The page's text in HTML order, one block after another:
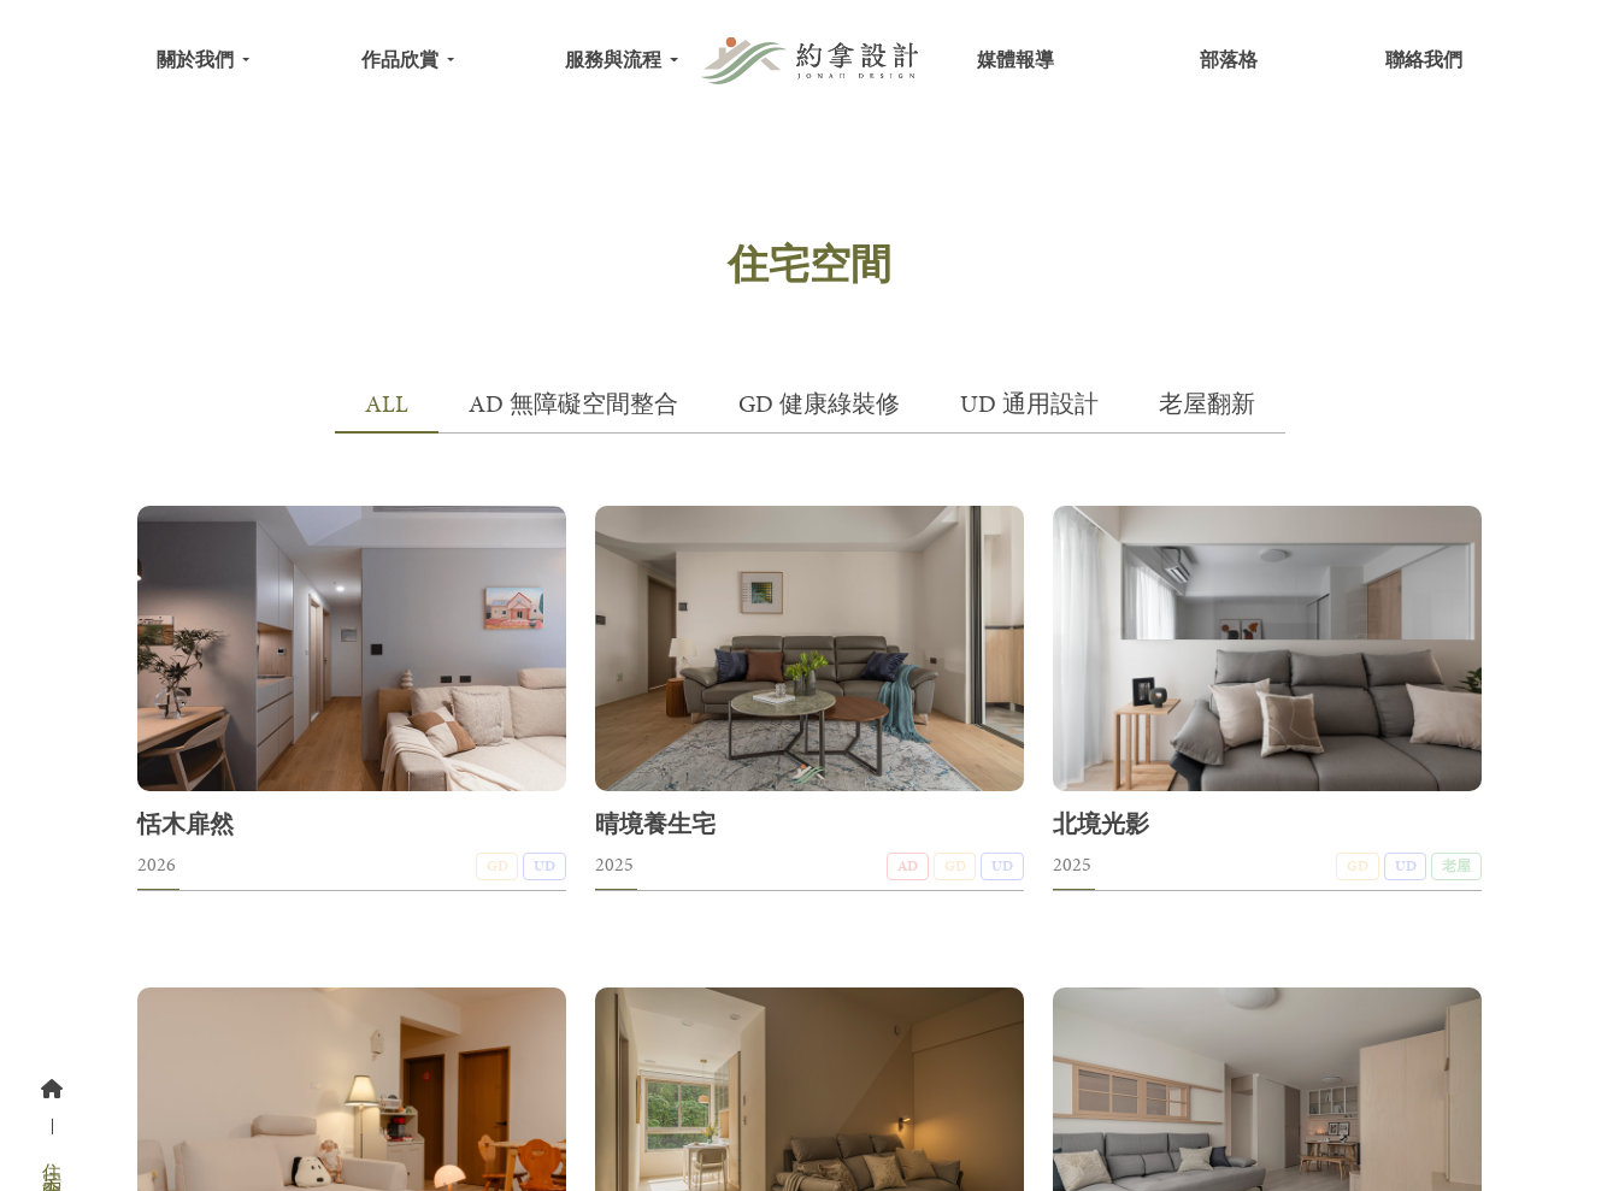
關於我們 作品欣賞 服務與流程 媒體報導 部落格 聯絡我們
住宅空間
住宅空間
ALL AD 無障礙空間整合 GD 健康綠裝修 UD 通用設計 老屋翻新
恬木扉然
2026 GD UD
晴境養生宅
2025 AD GD UD
北境光影
2025 GD UD 老屋